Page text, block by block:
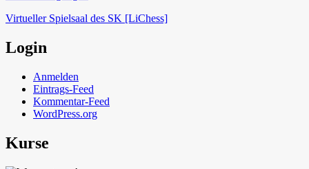
Virtueller Spielsaal des SK [LiChess]
Login
Anmelden
Eintrags-Feed
Kommentar-Feed
WordPress.org
Kurse